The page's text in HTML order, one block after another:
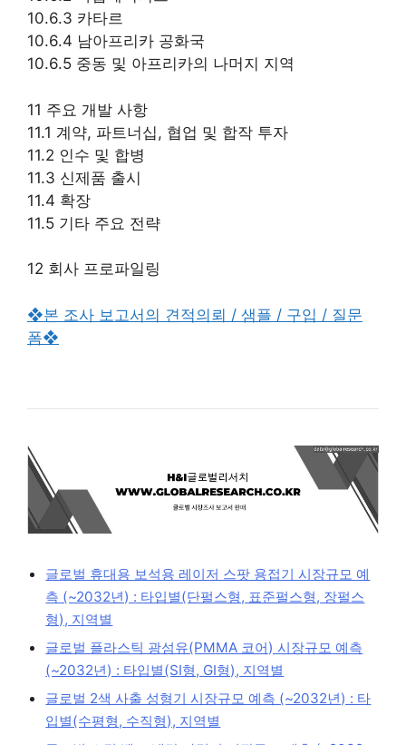
10.6.3 카타르
10.6.4 남아프리카 공화국
10.6.5 중동 및 아프리카의 나머지 지역
11 주요 개발 사항
11.1 계약, 파트너십, 협업 및 합작 투자
11.2 인수 및 합병
11.3 신제품 출시
11.4 확장
11.5 기타 주요 전략
12 회사 프로파일링
❖본 조사 보고서의 견적의뢰 / 샘플 / 구입 / 질문
폼❖
글로벌 휴대용 보석용 레이저 스팟 용접기 시장규모 예
측 (~2032년) : 타입별(단펄스형, 표준펄스형, 장펄스
형), 지역별
글로벌 플라스틱 광섬유(PMMA 코어) 시장규모 예측
(~2032년) : 타입별(SI형, GI형), 지역별
글로벌 2색 사출 성형기 시장규모 예측 (~2032년) : 타
입별(수평형, 수직형), 지역별